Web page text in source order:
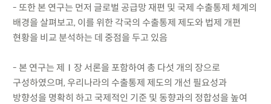
- 또한 본 연구는 먼저 글로벌 공급망 재편 및 국제 수출통제 체계의
배경을 살펴보고, 이를 위한 각국의 수출통제 제도와 법제 개편
현황을 비교 분석하는 데 중점을 두고 있음
- 본 연구는 제Ⅰ장 서론을 포함하여 총 다섯 개의 장으로
구성하였으며, 우리나라의 수출통제 제도의 개선 필요성과
방향성을 명확히 하고 국제적인 기준 및 동향과의 정합성을 높여